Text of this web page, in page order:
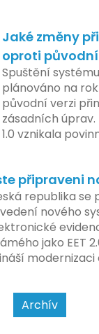
integraci systému
praxe, s
zapojit se do
včetně
dodržováním
pokladen, co se
po ty
systémy, co umí
uvařit. A jedno
se mění, ale
zůstává –
jako hodinky.
Jaké změny
oproti původní
Spuštění systému
plánováno na
původní verzi
zásadních úprav.
1.0 vznikala
bezhotovostní
se má tato
povahy
způsobu
zákazníkem.
připraveni
republika se
nového
jako EET
život
hlavní změny,
Archív